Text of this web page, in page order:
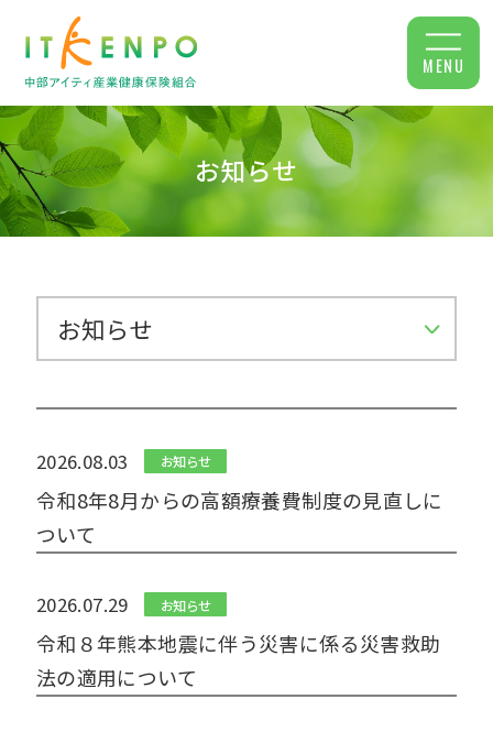
MENU
お知らせ
2026.08.03 お知らせ
令和8年8月からの高額療養費制度の見直しに
ついて
2026.07.29 お知らせ
令和８年熊本地震に伴う災害に係る災害救助
法の適用について